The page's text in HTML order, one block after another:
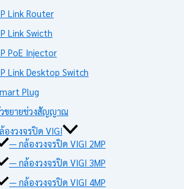
Link Router
Link Swicth
PoE Injector
Link Desktop Switch
Plug
ขยายช่วงสัญญาณ
งวงจรปิด VIGI
— กล้องวงจรปิด VIGI 2MP
— กล้องวงจรปิด VIGI 3MP
— กล้องวงจรปิด VIGI 4MP